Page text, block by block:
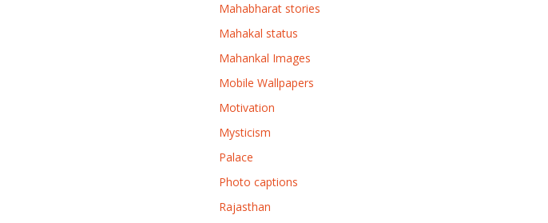
Mahabharat stories
Mahakal status
Mahankal Images
Mobile Wallpapers
Motivation
Mysticism
Palace
Photo captions
Rajasthan